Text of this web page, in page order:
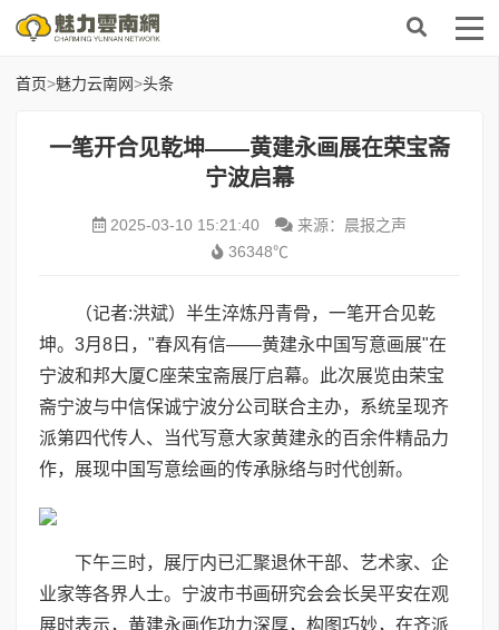
首页>魅力云南网>头条
一笔开合见乾坤——黄建永画展在荣宝斋
宁波启幕
2025-03-10 15:21:40
来源：晨报之声
36348℃
（记者:洪斌）半生淬炼丹青骨，一笔开合见乾
坤。3月8日，"春风有信——黄建永中国写意画展"在
宁波和邦大厦C座荣宝斋展厅启幕。此次展览由荣宝
斋宁波与中信保诚宁波分公司联合主办，系统呈现齐
派第四代传人、当代写意大家黄建永的百余件精品力
作，展现中国写意绘画的传承脉络与时代创新。
下午三时，展厅内已汇聚退休干部、艺术家、企
业家等各界人士。宁波市书画研究会会长吴平安在观
展时表示，黄建永画作功力深厚，构图巧妙，在齐派